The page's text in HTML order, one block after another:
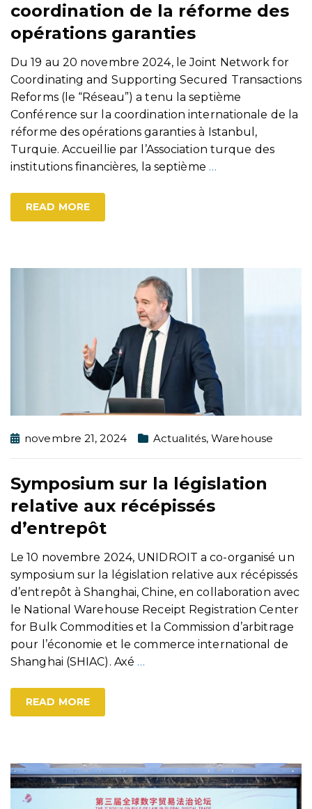
coordination de la réforme des
opérations garanties
Du 19 au 20 novembre 2024, le Joint Network for
Coordinating and Supporting Secured Transactions
Reforms (le “Réseau”) a tenu la septième
Conférence sur la coordination internationale de la
réforme des opérations garanties à Istanbul,
Turquie. Accueillie par l’Association turque des
institutions financières, la septième …
READ MORE
novembre 21, 2024 Actualités,Warehouse
Symposium sur la législation
relative aux récépissés
d’entrepôt
Le 10 novembre 2024, UNIDROIT a co-organisé un
symposium sur la législation relative aux récépissés
d’entrepôt à Shanghai, Chine, en collaboration avec
le National Warehouse Receipt Registration Center
for Bulk Commodities et la Commission d’arbitrage
pour l’économie et le commerce international de
Shanghai (SHIAC). Axé …
READ MORE